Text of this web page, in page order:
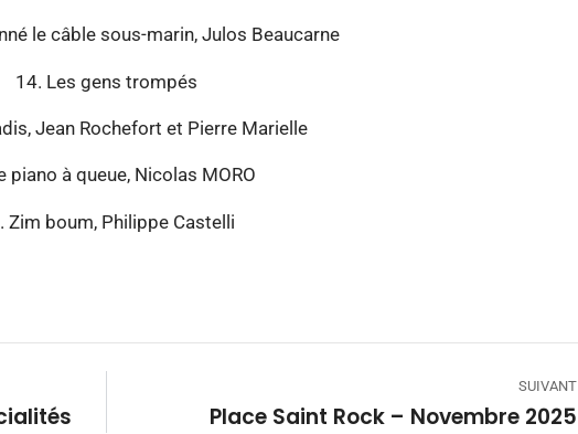
le câble sous-marin, Julos Beaucarne
14. Les gens trompés
Jean Rochefort et Pierre Marielle
piano à queue, Nicolas MORO
Zim boum, Philippe Castelli
SUIVANT
Place Saint Rock – Novembre 2025